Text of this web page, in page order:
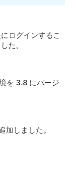
ログインするこ
た。
を 3.8 にバージ
加しました。